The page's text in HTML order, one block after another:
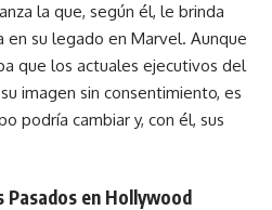
la que, según él, le brinda
en su legado en Marvel. Aunque
que los actuales ejecutivos del
imagen sin consentimiento, es
podría cambiar y, con él, sus
Pasados en Hollywood